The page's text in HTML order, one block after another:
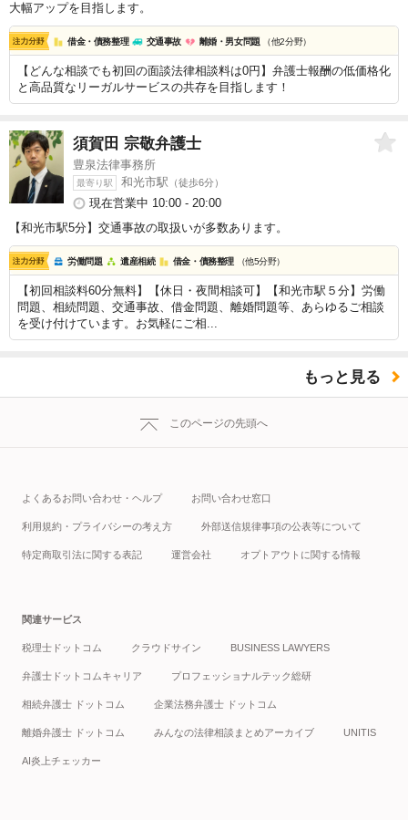
大幅アップを目指します。
借金・債務整理 交通事故 離婚・男女問題 （他2分野）
【どんな相談でも初回の面談法律相談料は0円】弁護士報酬の低価格化
と高品質なリーガルサービスの共存を目指します！
須賀田 宗敬弁護士
豊泉法律事務所
最寄り駅 和光市駅 （徒歩6分）
現在営業中 10:00 - 20:00
【和光市駅5分】交通事故の取扱いが多数あります。
労働問題 遺産相続 借金・債務整理 （他5分野）
【初回相談料60分無料】【休日・夜間相談可】【和光市駅５分】労働
問題、相続問題、交通事故、借金問題、離婚問題等、あらゆるご相談
を受け付けています。お気軽にご相...
もっと見る
このページの先頭へ
よくあるお問い合わせ・ヘルプ お問い合わせ窓口
利用規約・プライバシーの考え方 外部送信規律事項の公表等について
特定商取引法に関する表記 運営会社 オプトアウトに関する情報
関連サービス
税理士ドットコム クラウドサイン BUSINESS LAWYERS
弁護士ドットコムキャリア プロフェッショナルテック総研
相続弁護士 ドットコム 企業法務弁護士 ドットコム
離婚弁護士 ドットコム みんなの法律相談まとめアーカイブ UNITIS
AI炎上チェッカー